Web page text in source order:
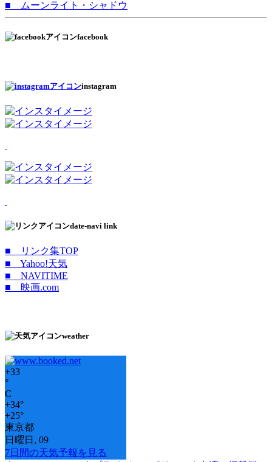
■ ムーンライト・シャドウ
facebook
instagram
date-navi link
■ リンク集TOP
■ Yahoo!天気
■ NAVITIME
■ 映画.com
weather
+33
°
C
+34°
+25°
東京都
日曜日, 09
7日間の天気予報を見る